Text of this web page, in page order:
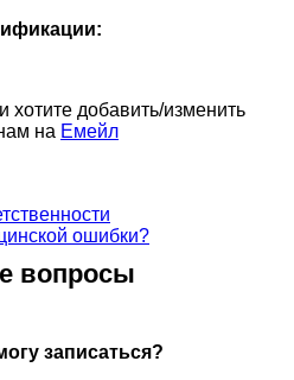
хотите добавить/изменить
на Емейл
ошибки?
вопросы
записаться?